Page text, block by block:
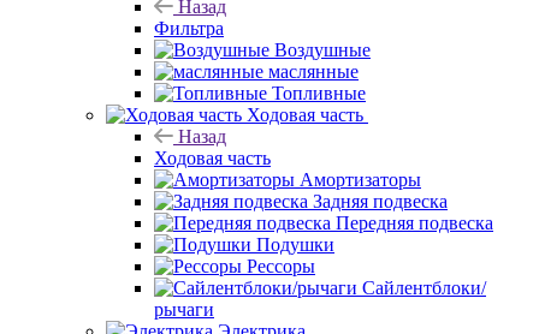
Назад
Фильтра
Воздушные
маслянные
Топливные
Ходовая часть
Назад
Ходовая часть
Амортизаторы
Задняя подвеска
Передняя подвеска
Подушки
Рессоры
Сайлентблоки/
рычаги